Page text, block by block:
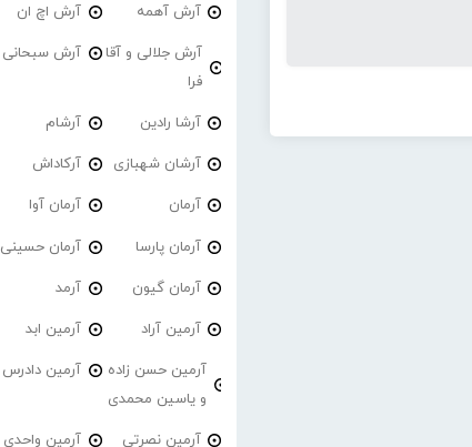
آرش آهمه آرش اچ ان
آرش جلالی و آقا
فرا
آرش سبحانی
آرشا رادین آرشام
آرشان شهبازی آرکاداش
آرمان آرمان آوا
آرمان پارسا آرمان حسینی
آرمان گیون آرمد
آرمین آراد آرمین ابد
آرمین حسن زاده
و یاسین محمدی
آرمین دادرس
آرمین نصرتی آرمین واحدی